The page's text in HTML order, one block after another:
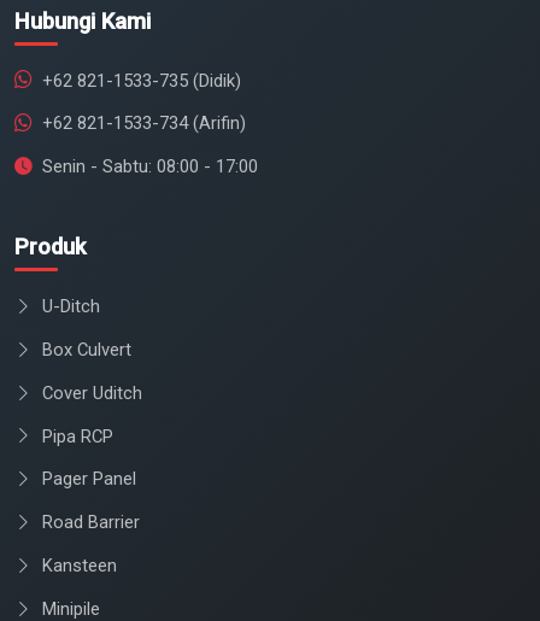
Hubungi Kami
+62 821-1533-735 (Didik)
+62 821-1533-734 (Arifin)
Senin - Sabtu: 08:00 - 17:00
Produk
U-Ditch
Box Culvert
Cover Uditch
Pipa RCP
Pager Panel
Road Barrier
Kansteen
Minipile